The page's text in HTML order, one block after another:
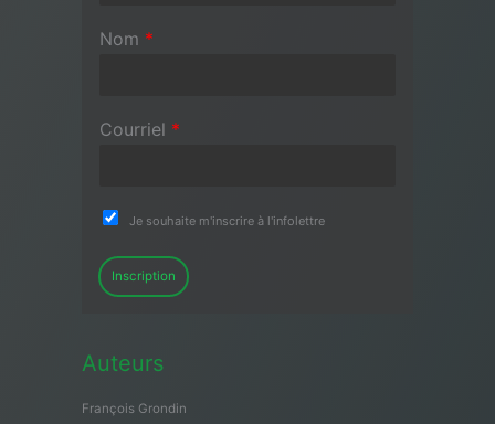
Nom *
Courriel *
Je souhaite m'inscrire à l'infolettre
Inscription
Auteurs
François Grondin